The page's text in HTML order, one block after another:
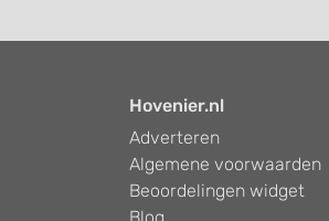
Hovenier.nl
Adverteren
Algemene voorwaarden
Beoordelingen widget